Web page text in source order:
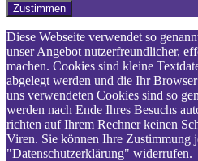
Zustimmen
Diese Webseite verwendet so
unser Angebot nutzerfreundlicher,
machen. Cookies sind kleine
abgelegt werden und die Ihr
uns verwendeten Cookies sind so
werden nach Ende Ihres Besuchs
richten auf Ihrem Rechner keinen
Viren. Sie können Ihre Zustimmung
"Datenschutzerklärung" widerrufen.